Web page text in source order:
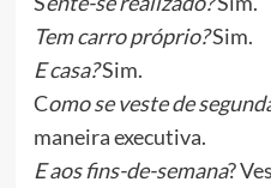
Tem carro próprio?Sim.
E casa?Sim.
Como se veste de
maneira executiva.
E aos fins-de-semana?